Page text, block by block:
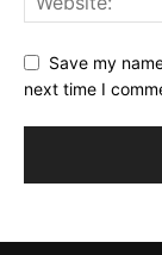
Save my
next time I